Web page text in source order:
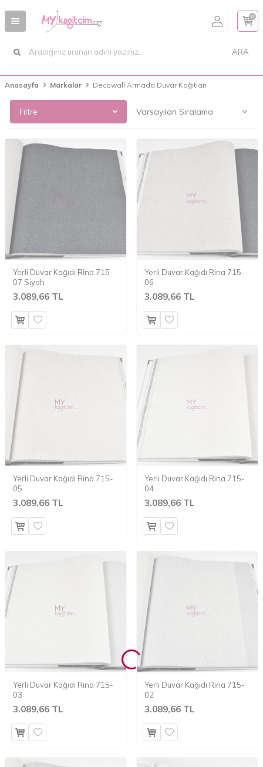
ARA
0
Anasayfa Markalar Decowall Armada Duvar Kağıtları
Filtre
Yerli Duvar Kağıdı Rina 715-
07 Siyah
3.089,66 TL
Yerli Duvar Kağıdı Rina 715-
06
3.089,66 TL
Yerli Duvar Kağıdı Rina 715-
05
3.089,66 TL
Yerli Duvar Kağıdı Rina 715-
04
3.089,66 TL
Yerli Duvar Kağıdı Rina 715-
03
3.089,66 TL
Yerli Duvar Kağıdı Rina 715-
02
3.089,66 TL